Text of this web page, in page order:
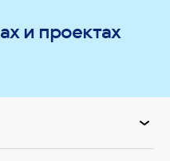
и проектах